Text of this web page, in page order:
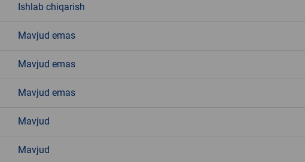
Ishlab chiqarish
Mavjud emas
Mavjud emas
Mavjud emas
Mavjud
Mavjud